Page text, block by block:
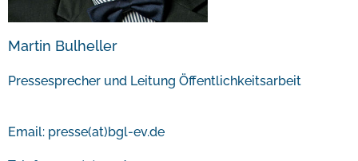
Martin Bulheller
Pressesprecher und Leitung Öffentlichkeitsarbeit
Email: presse(at)bgl-ev.de